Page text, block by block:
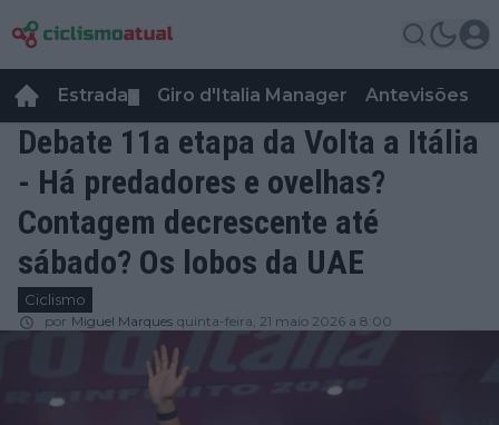
Estrada Giro d'Italia Manager Antevisões
Debate 11a etapa da Volta a Itália
- Há predadores e ovelhas?
Contagem decrescente até
sábado? Os lobos da UAE
Ciclismo
por Miguel Marques quinta-feira, 21 maio 2026 a 8:00